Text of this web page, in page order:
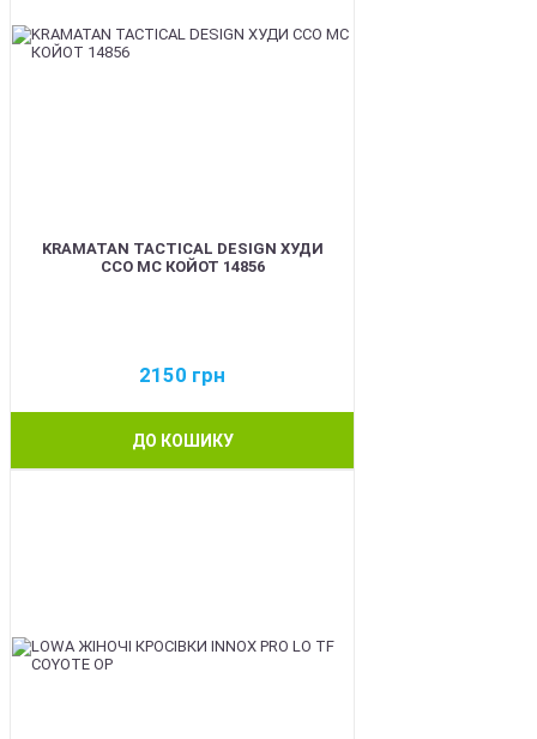
KRAMATAN TACTICAL DESIGN ХУДИ
ССО МС КОЙОТ 14856
2150 грн
ДО КОШИКУ